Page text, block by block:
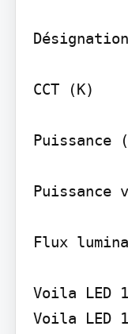
Désignation
CCT (K)
Puissance
Puissance
Flux
Voila LED
Voila LED